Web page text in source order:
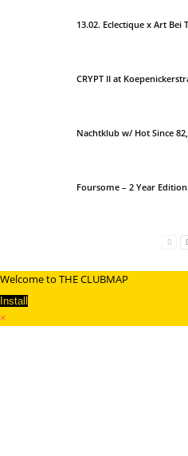
13.02. Eclectique x Art
CRYPT II at
Nachtklub w/ Hot Since
Foursome – 2 Year
Welcome to THE CLUBMAP
Install
×